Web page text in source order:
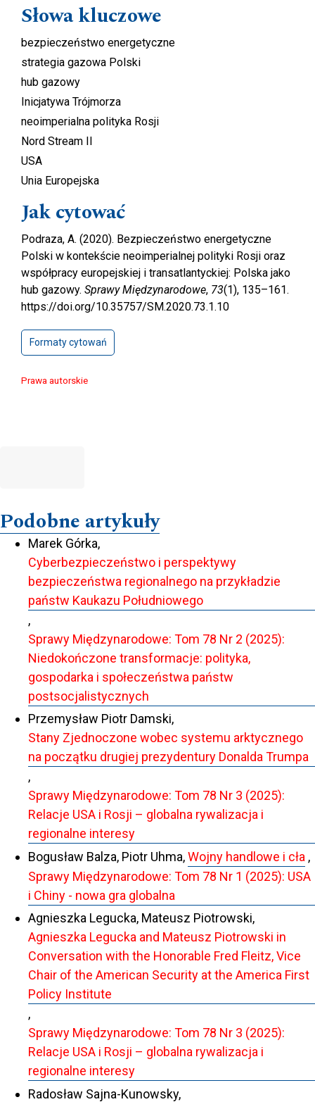
Słowa kluczowe
bezpieczeństwo energetyczne
strategia gazowa Polski
hub gazowy
Inicjatywa Trójmorza
neoimperialna polityka Rosji
Nord Stream II
USA
Unia Europejska
Jak cytować
Podraza, A. (2020). Bezpieczeństwo energetyczne
Polski w kontekście neoimperialnej polityki Rosji oraz
współpracy europejskiej i transatlantyckiej: Polska jako
hub gazowy. Sprawy Międzynarodowe, 73(1), 135–161.
https://doi.org/10.35757/SM.2020.73.1.10
Formaty cytowań
Prawa autorskie
Podobne artykuły
Marek Górka,
Cyberbezpieczeństwo i perspektywy
bezpieczeństwa regionalnego na przykładzie
państw Kaukazu Południowego
,
Sprawy Międzynarodowe: Tom 78 Nr 2 (2025):
Niedokończone transformacje: polityka,
gospodarka i społeczeństwa państw
postsocjalistycznych
Przemysław Piotr Damski,
Stany Zjednoczone wobec systemu arktycznego
na początku drugiej prezydentury Donalda Trumpa
,
Sprawy Międzynarodowe: Tom 78 Nr 3 (2025):
Relacje USA i Rosji – globalna rywalizacja i
regionalne interesy
Bogusław Balza, Piotr Uhma,Wojny handlowe i cła ,
Sprawy Międzynarodowe: Tom 78 Nr 1 (2025): USA
i Chiny - nowa gra globalna
Agnieszka Legucka, Mateusz Piotrowski,
Agnieszka Legucka and Mateusz Piotrowski in
Conversation with the Honorable Fred Fleitz, Vice
Chair of the American Security at the America First
Policy Institute
,
Sprawy Międzynarodowe: Tom 78 Nr 3 (2025):
Relacje USA i Rosji – globalna rywalizacja i
regionalne interesy
Radosław Sajna-Kunowsky,